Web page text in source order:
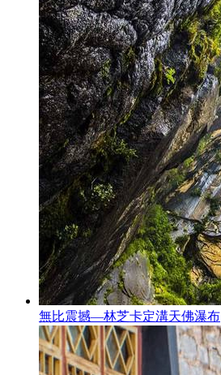
無比震撼—林芝卡定溝天佛瀑布